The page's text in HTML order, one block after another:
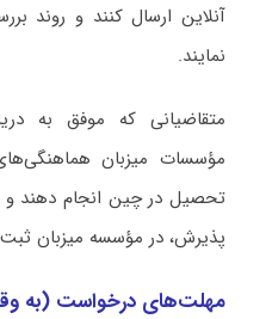
آنلاین ارسال کنند و روند
نمایند.
متقاضیانی که موفق به
مؤسسات میزبان
تحصیل در چین انجام دهند
پذیرش، در مؤسسه میزبان
مهلت‌های درخواست (به